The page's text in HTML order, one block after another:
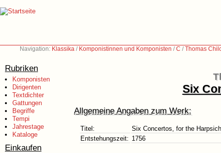
Navigation: Klassika / Komponistinnen und Komponisten /C /Thomas
Rubriken
Komponisten
Dirigenten
Textdichter
Gattungen
Begriffe
Tempi
Jahrestage
Kataloge
Einkaufen
Six
Allgemeine Angaben zum Werk:
Titel:
Six Concertos, for the
Entstehungszeit: 1756